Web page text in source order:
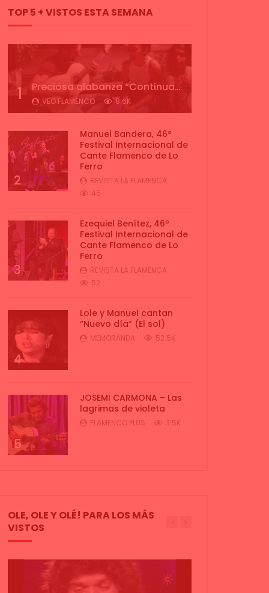
TOP 5 + VISTOS ESTA SEMANA
1 Preciosa alabanza “Continua” cantada por ALBA CORTES acompañada de IVAN a la guitarra | VEOFLAMENCO
VEO FLAMENCO 8.6K
2
Manuel Bandera, 46º
Festival Internacional de
Cante Flamenco de Lo
Ferro
REVISTA LA FLAMENCA
45
3
Ezequiel Benítez, 46º
Festival Internacional de
Cante Flamenco de Lo
Ferro
REVISTA LA FLAMENCA
52
4
Lole y Manuel cantan
“Nuevo día” (El sol)
MEMORANDA 52.5K
5
JOSEMI CARMONA – Las
lagrimas de violeta
FLAMENCO PLUS 3.5K
OLE, OLE Y OLÉ! PARA LOS MÁS
VISTOS